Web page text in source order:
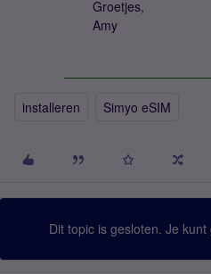
Groetjes,
Amy
installeren Simyo eSIM
Dit topic is gesloten. Je